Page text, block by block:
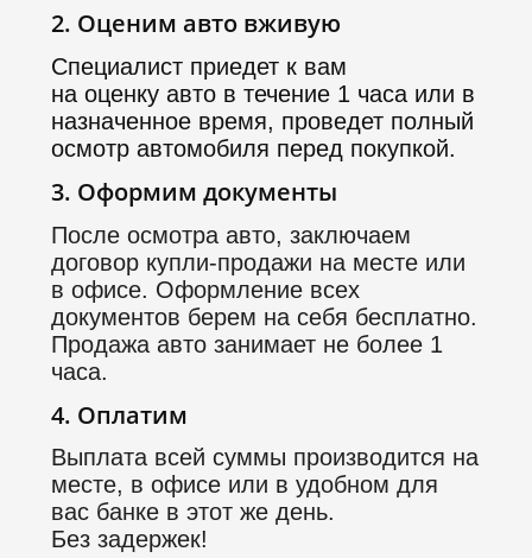
2. Оценим авто вживую
Специалист приедет к вам
на оценку авто в течение 1 часа или в
назначенное время, проведет полный
осмотр автомобиля перед покупкой.
3. Оформим документы
После осмотра авто, заключаем
договор купли-продажи на месте или
в офисе. Оформление всех
документов берем на себя бесплатно.
Продажа авто занимает не более 1
часа.
4. Оплатим
Выплата всей суммы производится на
месте, в офисе или в удобном для
вас банке в этот же день.
Без задержек!